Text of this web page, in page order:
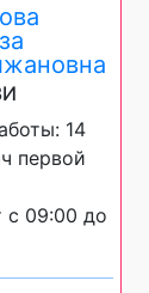
14
первой
с 09:00 до